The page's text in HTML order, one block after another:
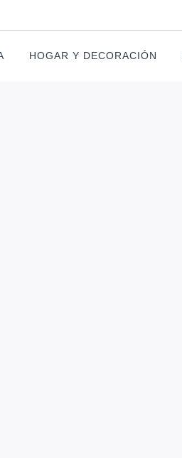
HOGAR Y DECORACIÓN